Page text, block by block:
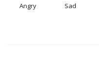
Angry Sad